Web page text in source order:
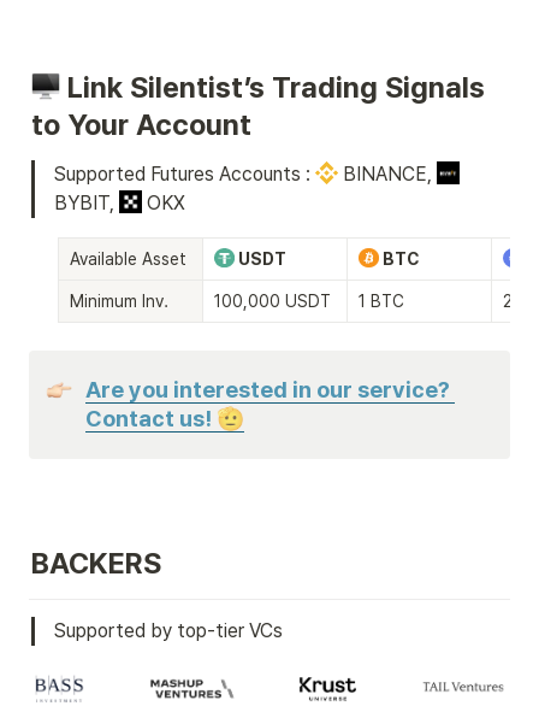
Link Silentist’s Trading Signals
to Your Account
Supported Futures Accounts :
BINANCE,
BYBIT,
OKX
Available Asset USDT BTC
Minimum Inv. 100,000 USDT 1 BTC 25
Are you interested in our service?
Contact us! 🫡
BACKERS
Supported by top-tier VCs